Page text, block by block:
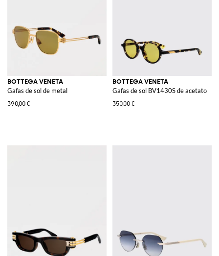
BOTTEGA VENETA
Gafas de sol de metal
390,00 €
BOTTEGA VENETA
Gafas de sol BV1430S de acetato
350,00 €